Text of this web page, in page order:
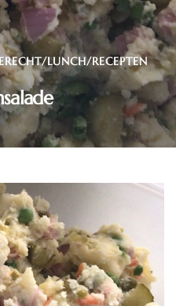
/LUNCH/RECEPTEN